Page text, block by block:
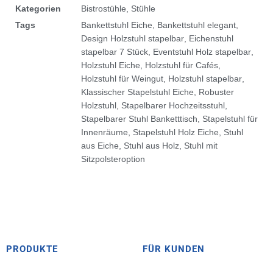
Kategorien Bistrostühle, Stühle
Tags
Bankettstuhl Eiche, Bankettstuhl elegant,
Design Holzstuhl stapelbar, Eichenstuhl
stapelbar 7 Stück, Eventstuhl Holz stapelbar,
Holzstuhl Eiche, Holzstuhl für Cafés,
Holzstuhl für Weingut, Holzstuhl stapelbar,
Klassischer Stapelstuhl Eiche, Robuster
Holzstuhl, Stapelbarer Hochzeitsstuhl,
Stapelbarer Stuhl Banketttisch, Stapelstuhl für
Innenräume, Stapelstuhl Holz Eiche, Stuhl
aus Eiche, Stuhl aus Holz, Stuhl mit
Sitzpolsteroption
PRODUKTE FÜR KUNDEN